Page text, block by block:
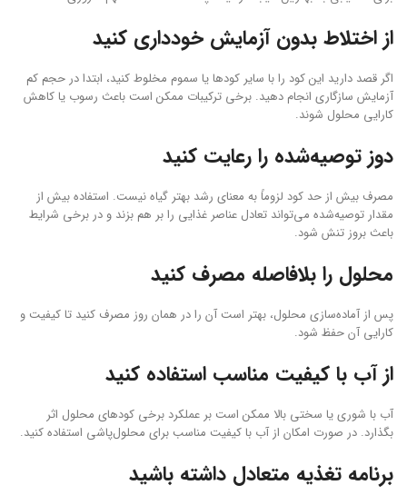
از اختلاط بدون آزمایش خودداری کنید
اگر قصد دارید این کود را با سایر کودها یا سموم مخلوط کنید، ابتدا در حجم کم
آزمایش سازگاری انجام دهید. برخی ترکیبات ممکن است باعث رسوب یا کاهش
کارایی محلول شوند.
دوز توصیه‌شده را رعایت کنید
مصرف بیش از حد کود لزوماً به معنای رشد بهتر گیاه نیست. استفاده بیش از
مقدار توصیه‌شده می‌تواند تعادل عناصر غذایی را بر هم بزند و در برخی شرایط
باعث بروز تنش شود.
محلول را بلافاصله مصرف کنید
پس از آماده‌سازی محلول، بهتر است آن را در همان روز مصرف کنید تا کیفیت و
کارایی آن حفظ شود.
از آب با کیفیت مناسب استفاده کنید
آب با شوری یا سختی بالا ممکن است بر عملکرد برخی کودهای محلول اثر
بگذارد. در صورت امکان از آب با کیفیت مناسب برای محلول‌پاشی استفاده کنید.
برنامه تغذیه متعادل داشته باشید